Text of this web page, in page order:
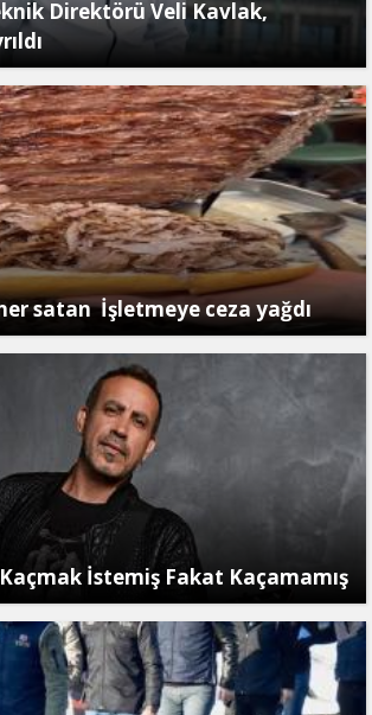
Direktörü Veli Kavlak,
satan İşletmeye ceza yağdı
İstemiş Fakat Kaçamamış